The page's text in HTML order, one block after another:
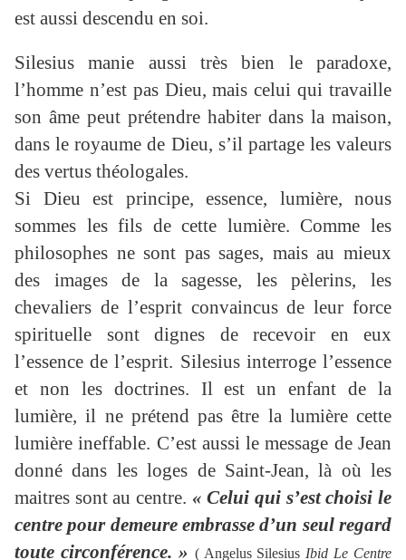
est aussi descendu en soi.
Silesius manie aussi très bien le paradoxe,
l’homme n’est pas Dieu, mais celui qui travaille
son âme peut prétendre habiter dans la maison,
dans le royaume de Dieu, s’il partage les valeurs
des vertus théologales.
Si Dieu est principe, essence, lumière, nous
sommes les fils de cette lumière. Comme les
philosophes ne sont pas sages, mais au mieux
des images de la sagesse, les pèlerins, les
chevaliers de l’esprit convaincus de leur force
spirituelle sont dignes de recevoir en eux
l’essence de l’esprit. Silesius interroge l’essence
et non les doctrines. Il est un enfant de la
lumière, il ne prétend pas être la lumière cette
lumière ineffable. C’est aussi le message de Jean
donné dans les loges de Saint-Jean, là où les
maitres sont au centre. « Celui qui s’est choisi le
centre pour demeure embrasse d’un seul regard
toute circonférence. » ( Angelus Silesius Ibid Le Centre